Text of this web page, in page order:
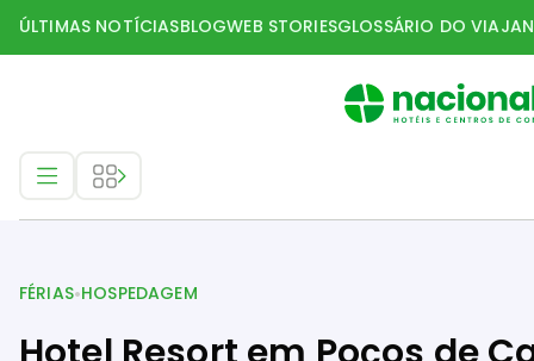
ÚLTIMAS NOTÍCIASBLOGWEB STORIESGLOSSÁRIO DO
FÉRIAS•HOSPEDAGEM